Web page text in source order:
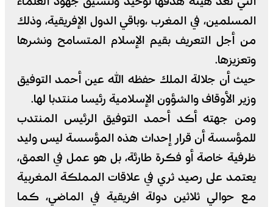
المسلمين، في المغرب ،وباقي الدول الإفريقية، وذلك
من أجل التعريف بقيم الإسلام المتسامح ونشرها
وتعزيزها.
حيث أن جلالة الملك حفظه الله عين أحمد التوفيق
وزير الأوقاف والشؤون الإسلامية رئيسا منتدبا لها.
ومن جهته أكد أحمد التوفيق الرئيس المنتدب
للمؤسسة أن قرار إحداث هذه المؤسسة ليس وليد
ظرفية خاصة أو فكرة طارئة، بل هو عمل في العمق،
يعتمد على رصيد ثري في علاقات المملكة المغربية
مع حوالي ثلاثين دولة افريقية في الماضي، كما